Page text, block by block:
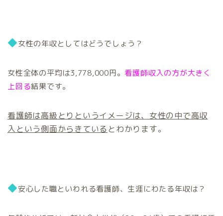
◆女性の年収としてはどうでしょう？
女性全体の平均は3,778,000円。看護師収入の方が大きく
上回る結果です。
看護師は高級とりというイメージは、女性の中で高収
入という側面からきている とわかります。
◆安心した職といわれる看護師、生涯にわたる年収は？